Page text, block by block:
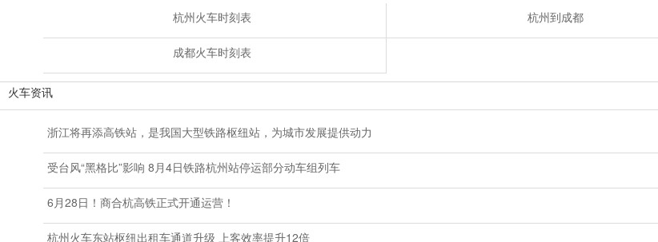
杭州火车时刻表 杭州到成都
成都火车时刻表
火车资讯
浙江将再添高铁站，是我国大型铁路枢纽站，为城市发展提供动力
受台风“黑格比”影响 8月4日铁路杭州站停运部分动车组列车
6月28日！商合杭高铁正式开通运营！
杭州火车东站枢纽出租车通道升级 上客效率提升12倍